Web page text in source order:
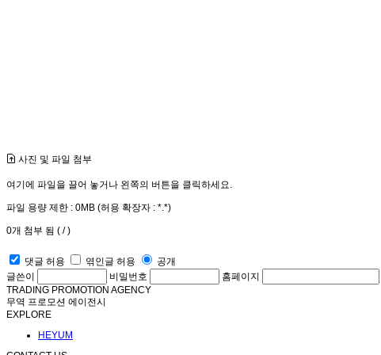
사진 및 파일 첨부
여기에 파일을 끌어 놓거나 왼쪽의 버튼을 클릭하세요.
파일 용량 제한 : 0MB (허용 확장자 : *.*)
0개 첨부 됨 ( /)
댓글 허용 엮인글 허용
공개
글쓴이
비밀번호 홈페이지
TRADING PROMOTION AGENCY
무역 프로모션 에이전시
EXPLORE
HEYUM